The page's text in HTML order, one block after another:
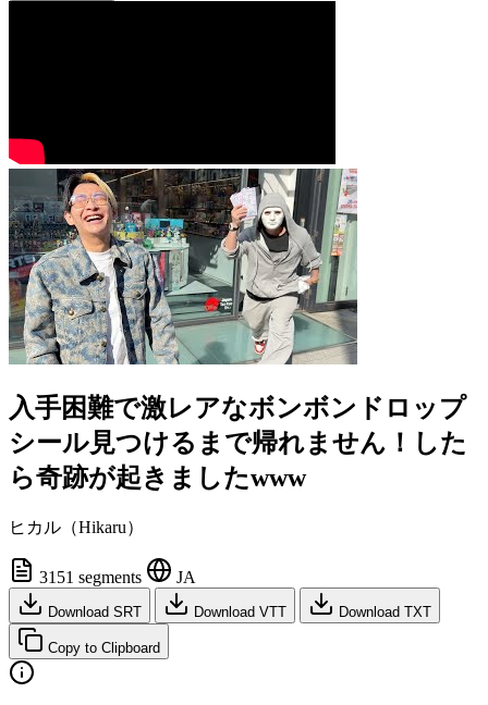
入手困難で激レアなボンボンドロップ
シール見つけるまで帰れません！した
ら奇跡が起きましたwww
ヒカル（Hikaru）
3151 segments JA
Download SRT Download VTT Download TXT
Copy to Clipboard